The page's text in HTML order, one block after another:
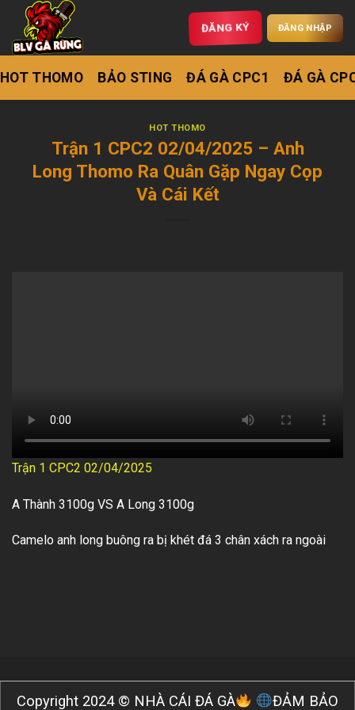
ĐĂNG KÝ ĐĂNG NHẬP
HOT THOMO BẢO STING ĐÁ GÀ CPC1 ĐÁ GÀ
HOT THOMO
Trận 1 CPC2 02/04/2025 – Anh
Long Thomo Ra Quân Gặp Ngay Cọp
Và Cái Kết
Trận 1 CPC2 02/04/2025
A Thành 3100g VS A Long 3100g
Camelo anh long buông ra bị khét đá 3 chân xách ra ngoài
Copyright 2024 © NHÀ CÁI ĐÁ GÀ ĐẢM BẢO